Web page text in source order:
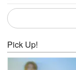
Pick Up!